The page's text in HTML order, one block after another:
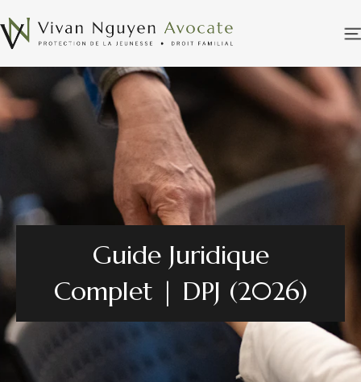
Guide Juridique
Complet | DPJ (2026)